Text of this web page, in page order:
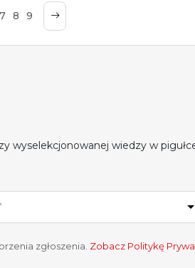
7 8 9
wyselekcjonowanej wiedzy w
zgłoszenia. Zobacz Politykę